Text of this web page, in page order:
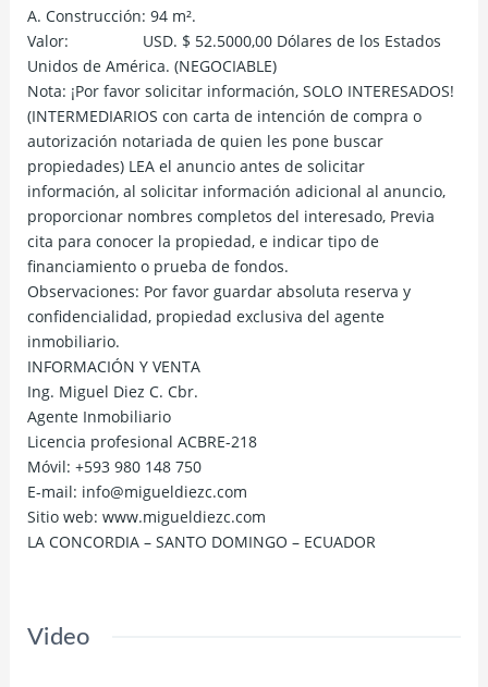
A. Construcción: 94 m².
Valor: USD. $ 52.5000,00 Dólares de los Estados
Unidos de América. (NEGOCIABLE)
Nota: ¡Por favor solicitar información, SOLO INTERESADOS!
(INTERMEDIARIOS con carta de intención de compra o
autorización notariada de quien les pone buscar
propiedades) LEA el anuncio antes de solicitar
información, al solicitar información adicional al anuncio,
proporcionar nombres completos del interesado, Previa
cita para conocer la propiedad, e indicar tipo de
financiamiento o prueba de fondos.
Observaciones: Por favor guardar absoluta reserva y
confidencialidad, propiedad exclusiva del agente
inmobiliario.
INFORMACIÓN Y VENTA
Ing. Miguel Diez C. Cbr.
Agente Inmobiliario
Licencia profesional ACBRE-218
Móvil: +593 980 148 750
E-mail: info@migueldiezc.com
Sitio web: www.migueldiezc.com
LA CONCORDIA – SANTO DOMINGO – ECUADOR
Video